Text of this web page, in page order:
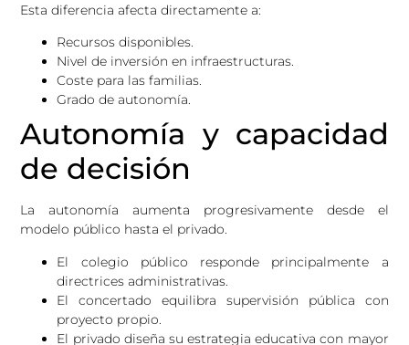
Esta diferencia afecta directamente a:
Recursos disponibles.
Nivel de inversión en infraestructuras.
Coste para las familias.
Grado de autonomía.
Autonomía y capacidad
de decisión
La autonomía aumenta progresivamente desde el
modelo público hasta el privado.
El colegio público responde principalmente a
directrices administrativas.
El concertado equilibra supervisión pública con
proyecto propio.
El privado diseña su estrategia educativa con mayor